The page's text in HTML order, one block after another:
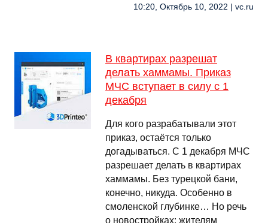
10:20, Октябрь 10, 2022 | vc.ru
В квартирах разрешат
делать хаммамы. Приказ
МЧС вступает в силу с 1
декабря
Для кого разрабатывали этот
приказ, остаётся только
догадываться. С 1 декабря МЧС
разрешает делать в квартирах
хаммамы. Без турецкой бани,
конечно, никуда. Особенно в
смоленской глубинке… Но речь
о новостройках: жителям